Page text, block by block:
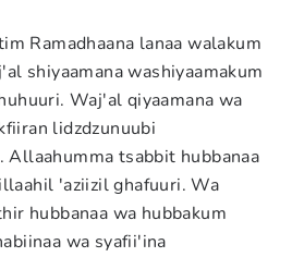
Ramadhaana lanaa walakum
shiyaamana washiyaamakum
Waj'al qiyaamana wa
lidzdzunuubi
Allaahumma tsabbit hubbanaa
'aziizil ghafuuri. Wa
hubbanaa wa hubbakum
wa syafii'ina